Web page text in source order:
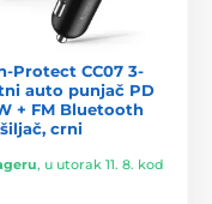
Protect CC07 3-
auto punjač PD
+ FM Bluetooth
crni
, u utorak 11. 8. kod